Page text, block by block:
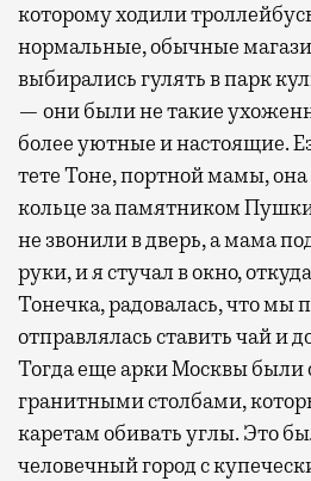
которому ходили
нормальные, обычные
выбирались гулять в парк
— они были не такие
более уютные и настоящие.
тете Тоне, портной мамы,
кольце за памятником
не звонили в дверь, а мама
руки, и я стучал в окно,
Тонечка, радовалась, что мы
отправлялась ставить чай и
Тогда еще арки Москвы были
гранитными столбами,
каретам обивать углы. Это
человечный город с